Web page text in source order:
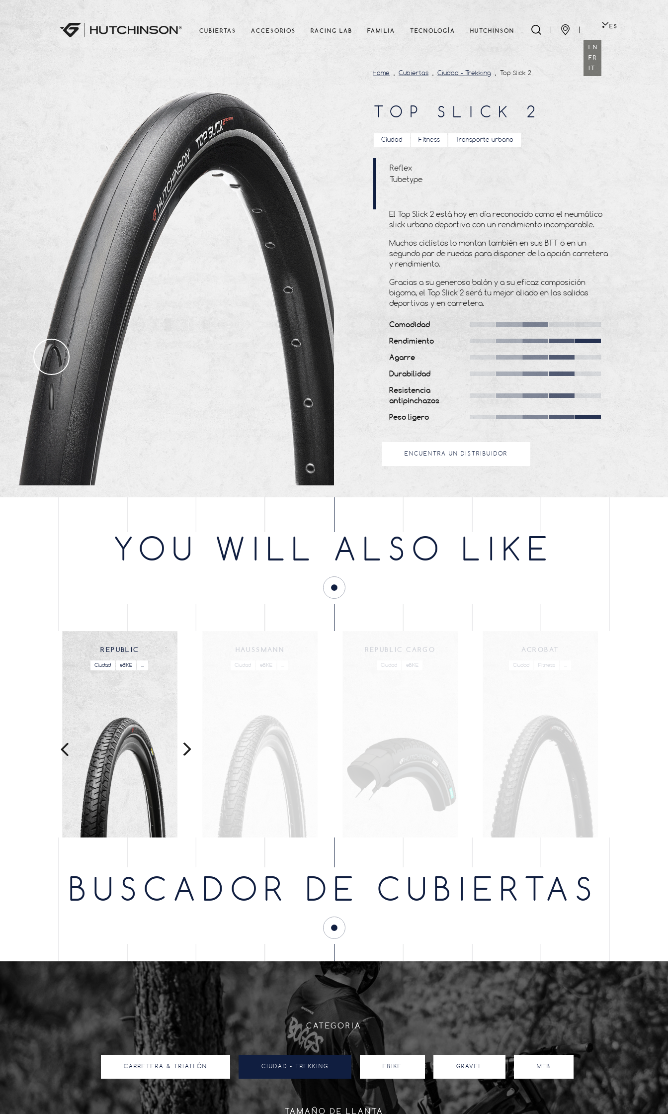
CUBIERTAS ACCESORIOS RACING LAB FAMILIA TECNOLOGÍA HUTCHINSON
ES
EN
FR
IT
Home Cubiertas Ciudad - Trekking Top Slick 2
TOP SLICK 2
Ciudad Fitness Transporte urbano
Reflex
Tubetype
El Top Slick 2 está hoy en día reconocido como el neumático
slick urbano deportivo con un rendimiento incomparable.
Muchos ciclistas lo montan también en sus BTT o en un
segundo par de ruedas para disponer de la opción carretera
y rendimiento.
Gracias a su generoso balón y a su eficaz composición
bigoma, el Top Slick 2 será tu mejor aliado en las salidas
deportivas y en carretera.
Comodidad
Rendimiento
Agarre
Durabilidad
Resistencia
antipinchazos
Peso ligero
ENCUENTRA UN DISTRIBUIDOR
YOU WILL ALSO LIKE
REPUBLIC
Ciudad eBIKE ...
HAUSSMANN
Ciudad eBIKE
REPUBLIC CARGO
Ciudad eBIKE
ACROBAT
Ciudad Fitness
BUSCADOR DE CUBIERTAS
CATEGORIA
CARRETERA & TRIATLÓN CIUDAD - TREKKING EBIKE GRAVEL MTB
TAMAÑO DE LLANTA